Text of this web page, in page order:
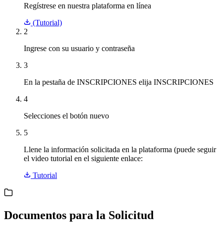
Regístrese en nuestra plataforma en línea
(Tutorial)
2
Ingrese con su usuario y contraseña
3
En la pestaña de INSCRIPCIONES elija INSCRIPCIONES
4
Selecciones el botón nuevo
5
Llene la información solicitada en la plataforma (puede seguir
el video tutorial en el siguiente enlace:
Tutorial
Documentos para la Solicitud